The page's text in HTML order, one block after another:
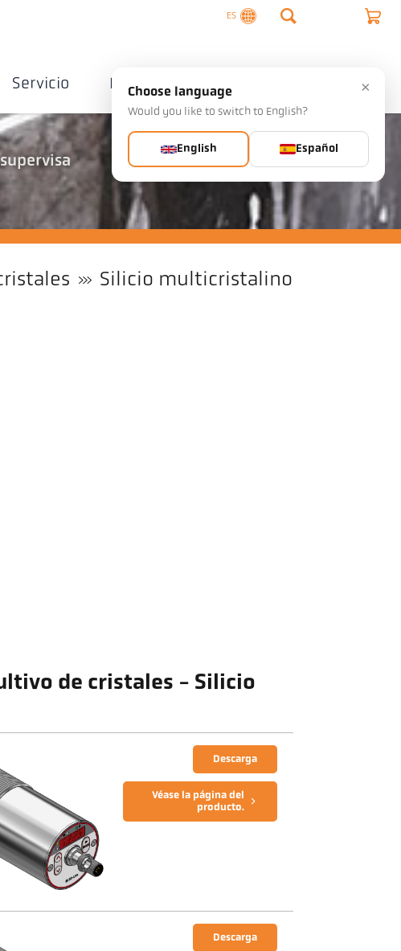
ES
Servicio Empresa Contactos
Silicio multicristalino
de cristales - Silicio
Descarga
Véase la página del
producto.
Descarga
×
Choose language
Would you like to switch to English?
English Español